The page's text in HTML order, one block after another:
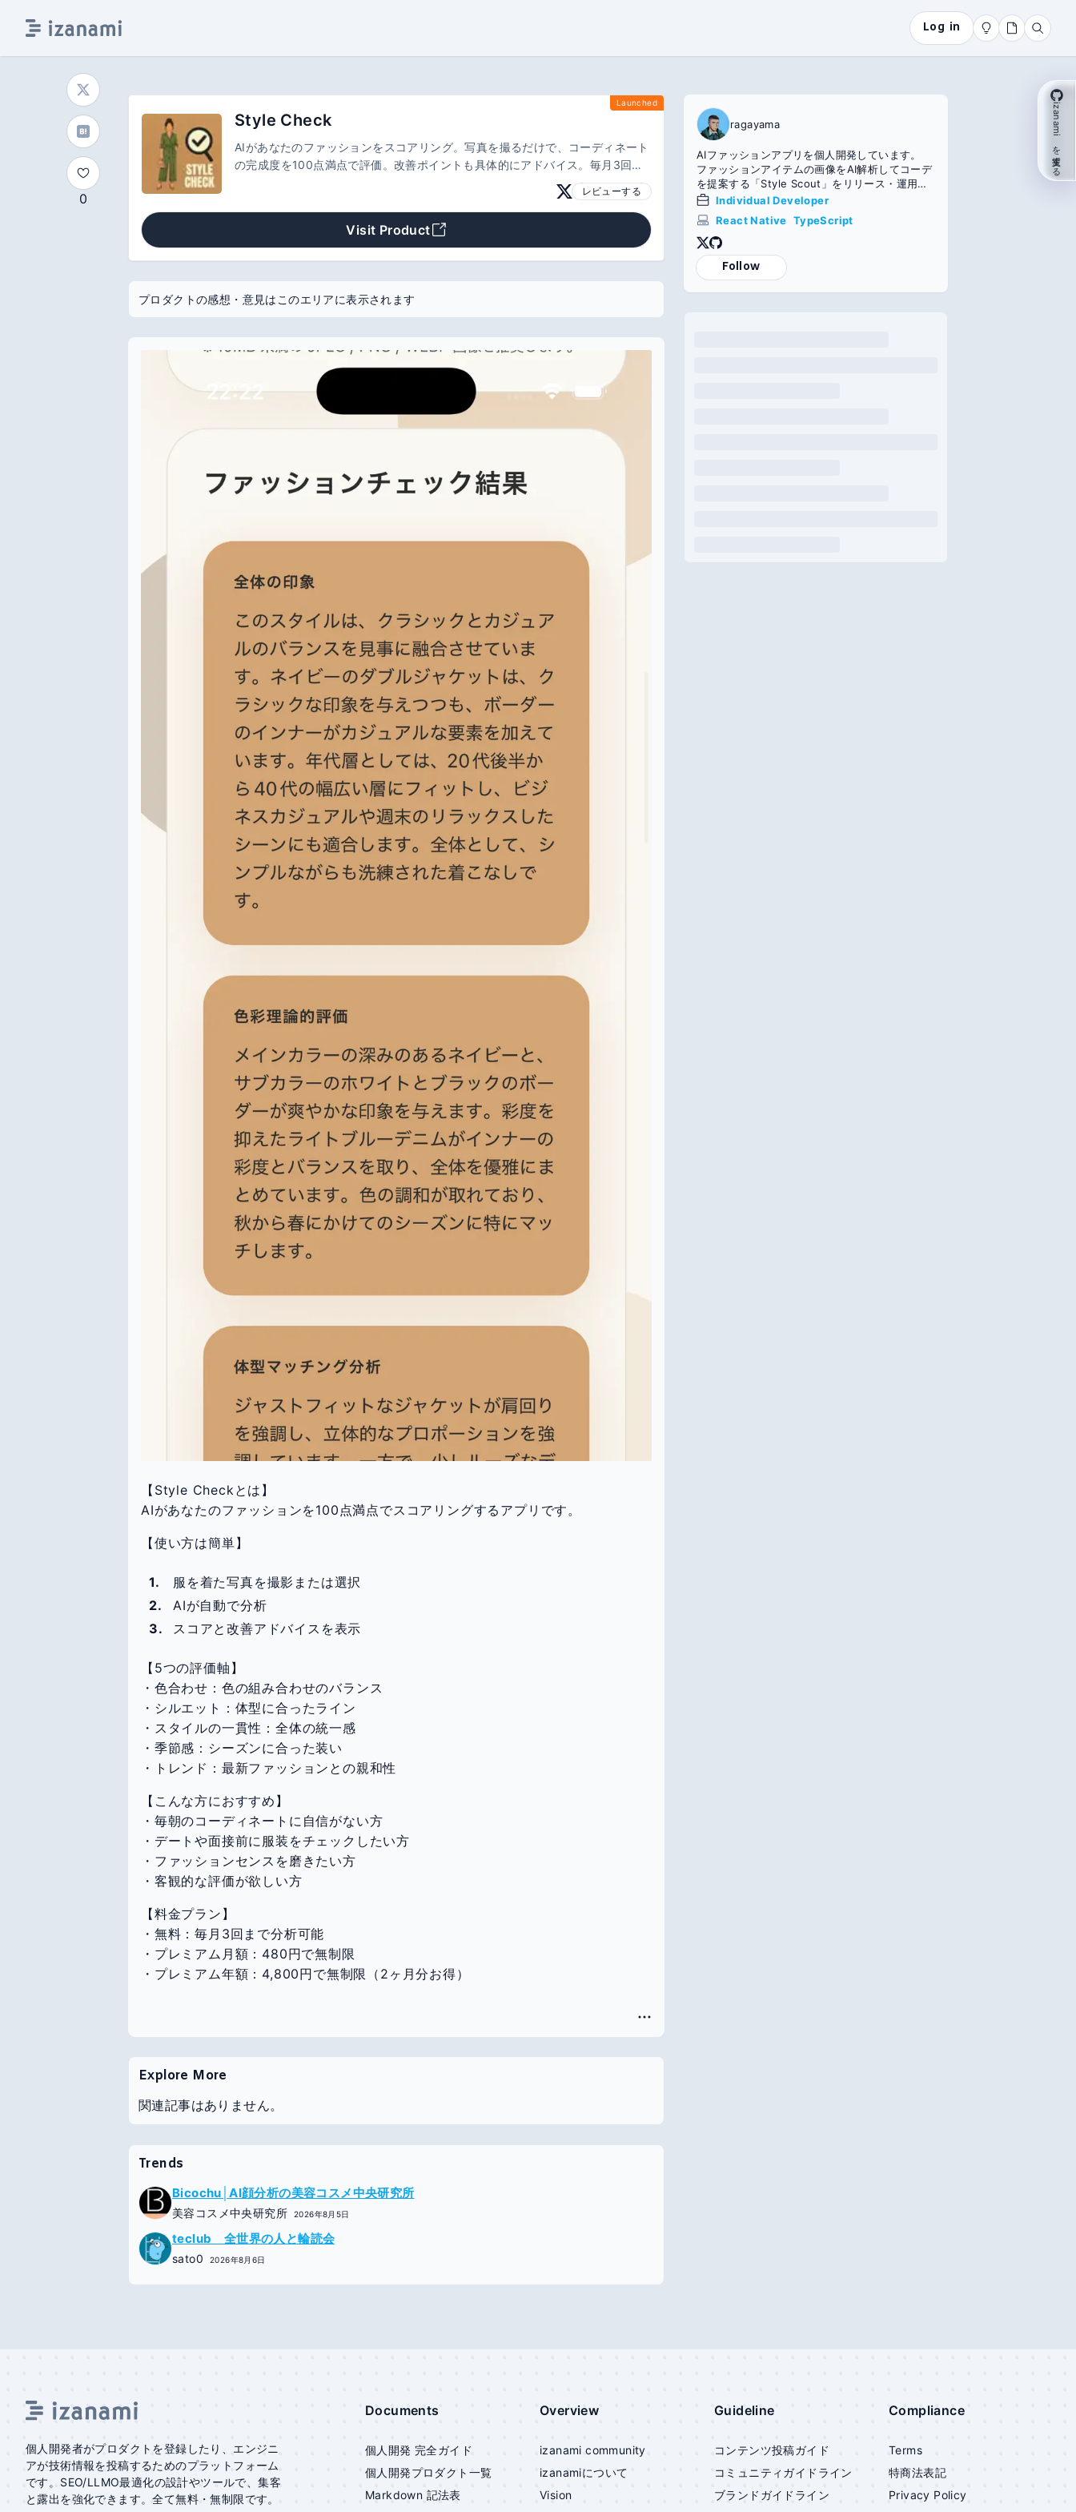
Log in
0
Launched
Style Check
AIがあなたのファッションをスコアリング。写真を撮るだけで、コーディネート
の完成度を100点満点で評価。改善ポイントも具体的にアドバイス。毎月3回ま
レビューする
Visit Product
プロダクトの感想・意見はこのエリアに表示されます
【Style Checkとは】
AIがあなたのファッションを100点満点でスコアリングするアプリです。
【使い方は簡単】
服を着た写真を撮影または選択
AIが自動で分析
スコアと改善アドバイスを表示
【5つの評価軸】
・色合わせ：色の組み合わせのバランス
・シルエット：体型に合ったライン
・スタイルの一貫性：全体の統一感
・季節感：シーズンに合った装い
・トレンド：最新ファッションとの親和性
【こんな方におすすめ】
・毎朝のコーディネートに自信がない方
・デートや面接前に服装をチェックしたい方
・ファッションセンスを磨きたい方
・客観的な評価が欲しい方
【料金プラン】
・無料：毎月3回まで分析可能
・プレミアム月額：480円で無制限
・プレミアム年額：4,800円で無制限（2ヶ月分お得）
Explore More
関連記事はありません。
Trends
Bicochu│AI顔分析の美容コスメ中央研究所
美容コスメ中央研究所 2026年8月5日
teclub 全世界の人と輪読会
sato0 2026年8月6日
ragayama
AIファッションアプリを個人開発しています。
ファッションアイテムの画像をAI解析してコーデ
を提案する「Style Scout」をリリース・運用
中。 AIコーディングエージェントを活用しつ
つ、React Native + TypeScript / FastAPI + Py
thon / GPT-4 Vision API で構築。 企画→実装→
リリース→運用まで一人で担当。
Individual Developer
React Native TypeScript
Follow
個人開発者がプロダクトを登録したり、エンジニ
アが技術情報を投稿するためのプラットフォーム
です。SEO/LLMO最適化の設計やツールで、集客
と露出を強化できます。全て無料・無制限です。
Documents
個人開発 完全ガイド
個人開発プロダクト一覧
Markdown 記法表
Overview
izanami community
izanamiについて
Vision
Guideline
コンテンツ投稿ガイド
コミュニティガイドライン
ブランドガイドライン
Compliance
Terms
特商法表記
Privacy Policy
izanami を支援する